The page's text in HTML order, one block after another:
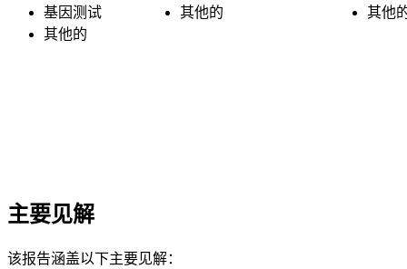
基因测试
其他的
其他的
其他
主要见解
该报告涵盖以下主要见解：